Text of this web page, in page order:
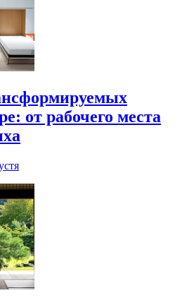
от рабочего места